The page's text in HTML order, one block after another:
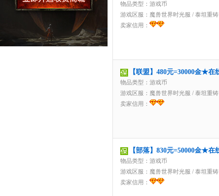
物品类型：游戏币
游戏区服： 魔兽世界时光服 / 泰坦重铸
卖家信用：
【联盟】480元=30000金★
物品类型：游戏币
游戏区服： 魔兽世界时光服 / 泰坦重铸
卖家信用：
【部落】830元=50000金★
物品类型：游戏币
游戏区服： 魔兽世界时光服 / 泰坦重铸
卖家信用：